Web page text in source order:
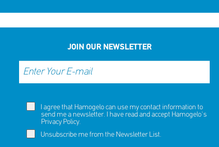
JOIN OUR NEWSLETTER
I agree that Hamogelo can use my contact information to
send me a newsletter. I have read and accept Hamogelo's
Privacy Policy.
Unsubscribe me from the Newsletter List.